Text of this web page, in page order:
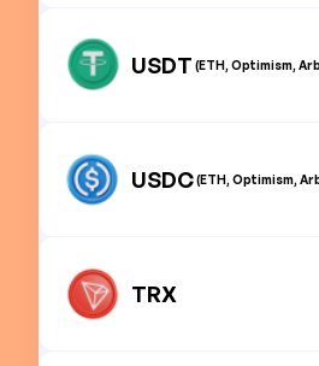
USDT (ETH, Optimism,
USDC(ETH, Optimism,
TRX